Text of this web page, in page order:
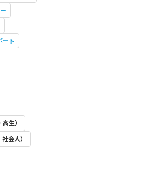
ート
生）
会人）